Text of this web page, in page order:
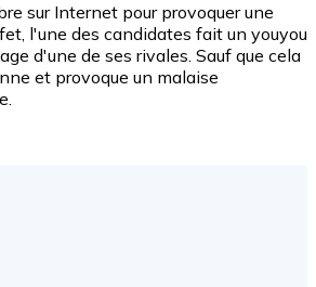
sur Internet pour provoquer une
l'une des candidates fait un youyou
d'une de ses rivales. Sauf que cela
et provoque un malaise